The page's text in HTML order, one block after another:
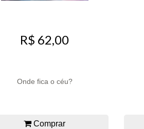
R$ 62,00
Onde fica o céu?
Comprar